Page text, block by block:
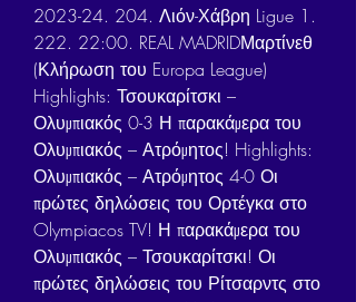
2023-24. 204. Λιόν-Χάβρη Ligue 1.
222. 22:00. REAL MADRIDΜαρτίνεθ
(Κλήρωση του Europa League)
Highlights: Τσουκαρίτσκι –
Ολυμπιακός 0-3 Η παρακάμερα του
Ολυμπιακός – Ατρόμητος! Highlights:
Ολυμπιακός – Ατρόμητος 4-0 Οι
πρώτες δηλώσεις του Ορτέγκα στο
Olympiacos TV! Η παρακάμερα του
Ολυμπιακός – Τσουκαρίτσκι​! Οι
πρώτες δηλώσεις του Ρίτσαρντς στο